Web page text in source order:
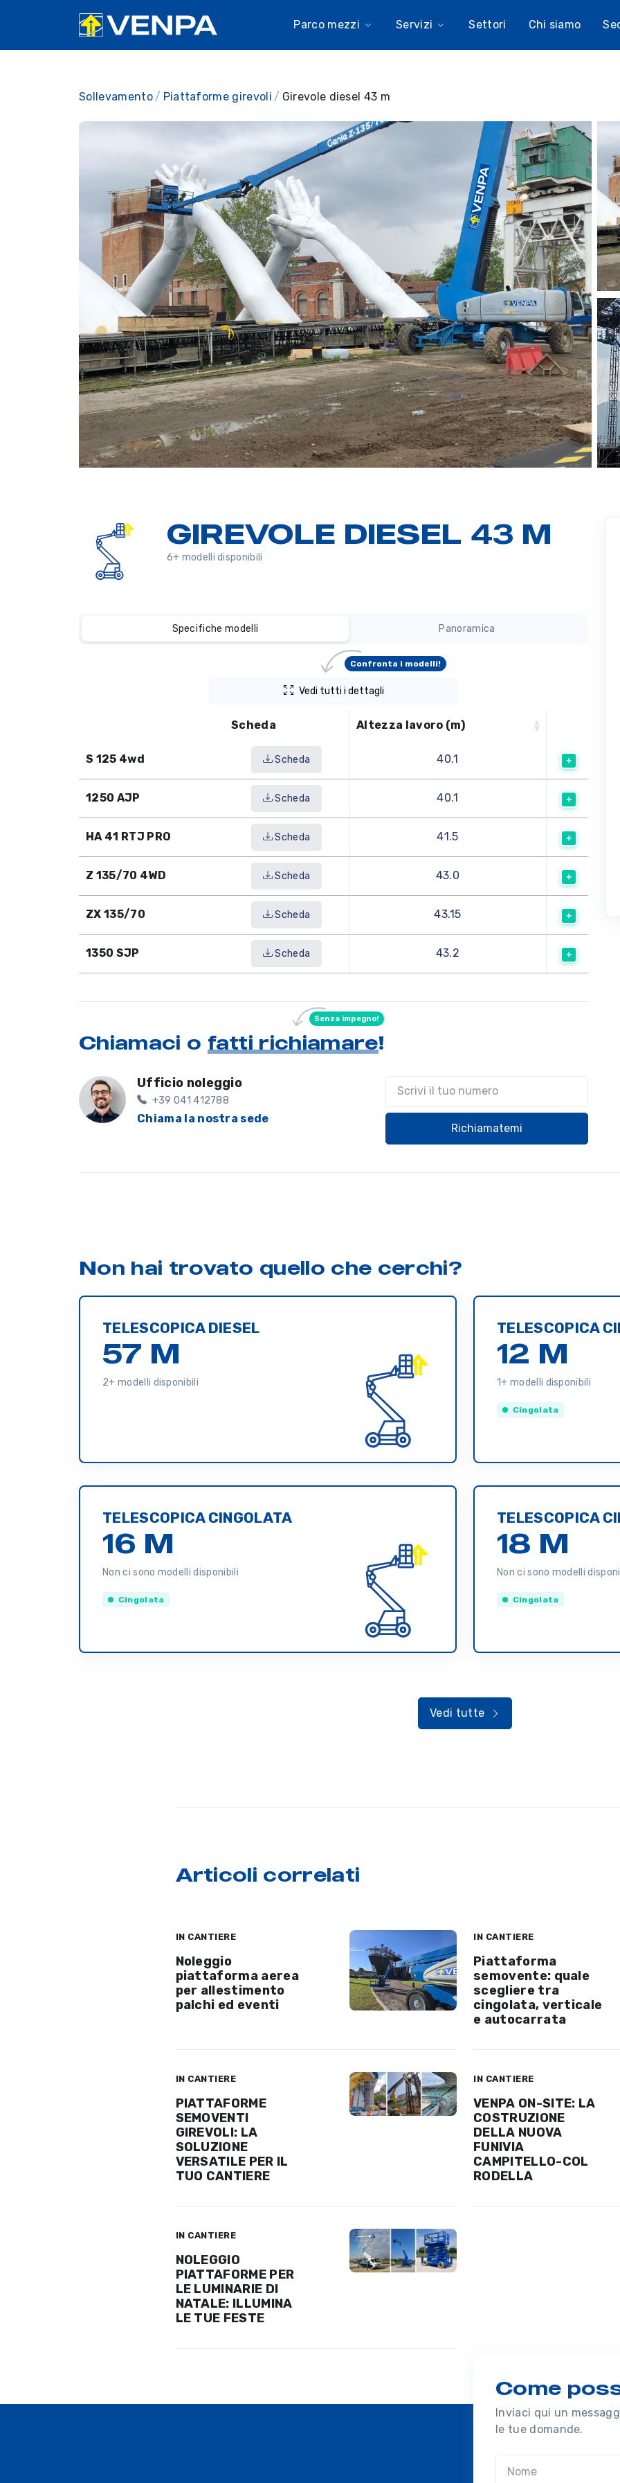
Parco mezzi Servizi Settori Chi siamo
Sollevamento Piattaforme girevoli Girevole diesel 43 m
GIREVOLE DIESEL 43 M
6+ modelli disponibili
Specifiche modelli Panoramica
Vedi tutti i dettagli
Confronta i modelli!
Scheda Altezza lavoro (m)
S 125 4wd Scheda 40.1
1250 AJP Scheda 40.1
HA 41 RTJ PRO Scheda 41.5
Z 135/70 4WD Scheda 43.0
ZX 135/70 Scheda 43.15
1350 SJP Scheda 43.2
Chiamaci o fatti richiamare!
Senza impegno!
Ufficio noleggio
+39 041 412788
Chiama la nostra sede
Richiamatemi
Non hai trovato quello che cerchi?
TELESCOPICA DIESEL
57 M
2+ modelli disponibili
TELESCOPICA
12 M
1+ modelli disponibili
Cingolata
TELESCOPICA CINGOLATA
16 M
Non ci sono modelli disponibili
Cingolata
TELESCOPICA
18 M
Non ci sono modelli
Cingolata
Vedi tutte
Articoli correlati
IN CANTIERE
Noleggio
piattaforma aerea
per allestimento
palchi ed eventi
IN CANTIERE
Piattaforma
semovente: quale
scegliere tra
cingolata, verticale
e autocarrata
IN CANTIERE
PIATTAFORME
SEMOVENTI
GIREVOLI: LA
SOLUZIONE
VERSATILE PER IL
TUO CANTIERE
IN CANTIERE
VENPA ON-SITE: LA
COSTRUZIONE
DELLA NUOVA
FUNIVIA
CAMPITELLO-COL
RODELLA
IN CANTIERE
NOLEGGIO
PIATTAFORME PER
LE LUMINARIE DI
NATALE: ILLUMINA
LE TUE FESTE
Come
Inviaci qui un
le tue domande.